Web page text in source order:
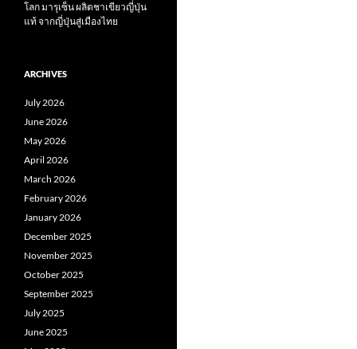
โลก มารุเซ็น ผลิตชาเขียวญี่ปุ่น
แท้ จากญี่ปุ่นสู่เมืองไทย
ARCHIVES
July 2026
June 2026
May 2026
April 2026
March 2026
February 2026
January 2026
December 2025
November 2025
October 2025
September 2025
July 2025
June 2025